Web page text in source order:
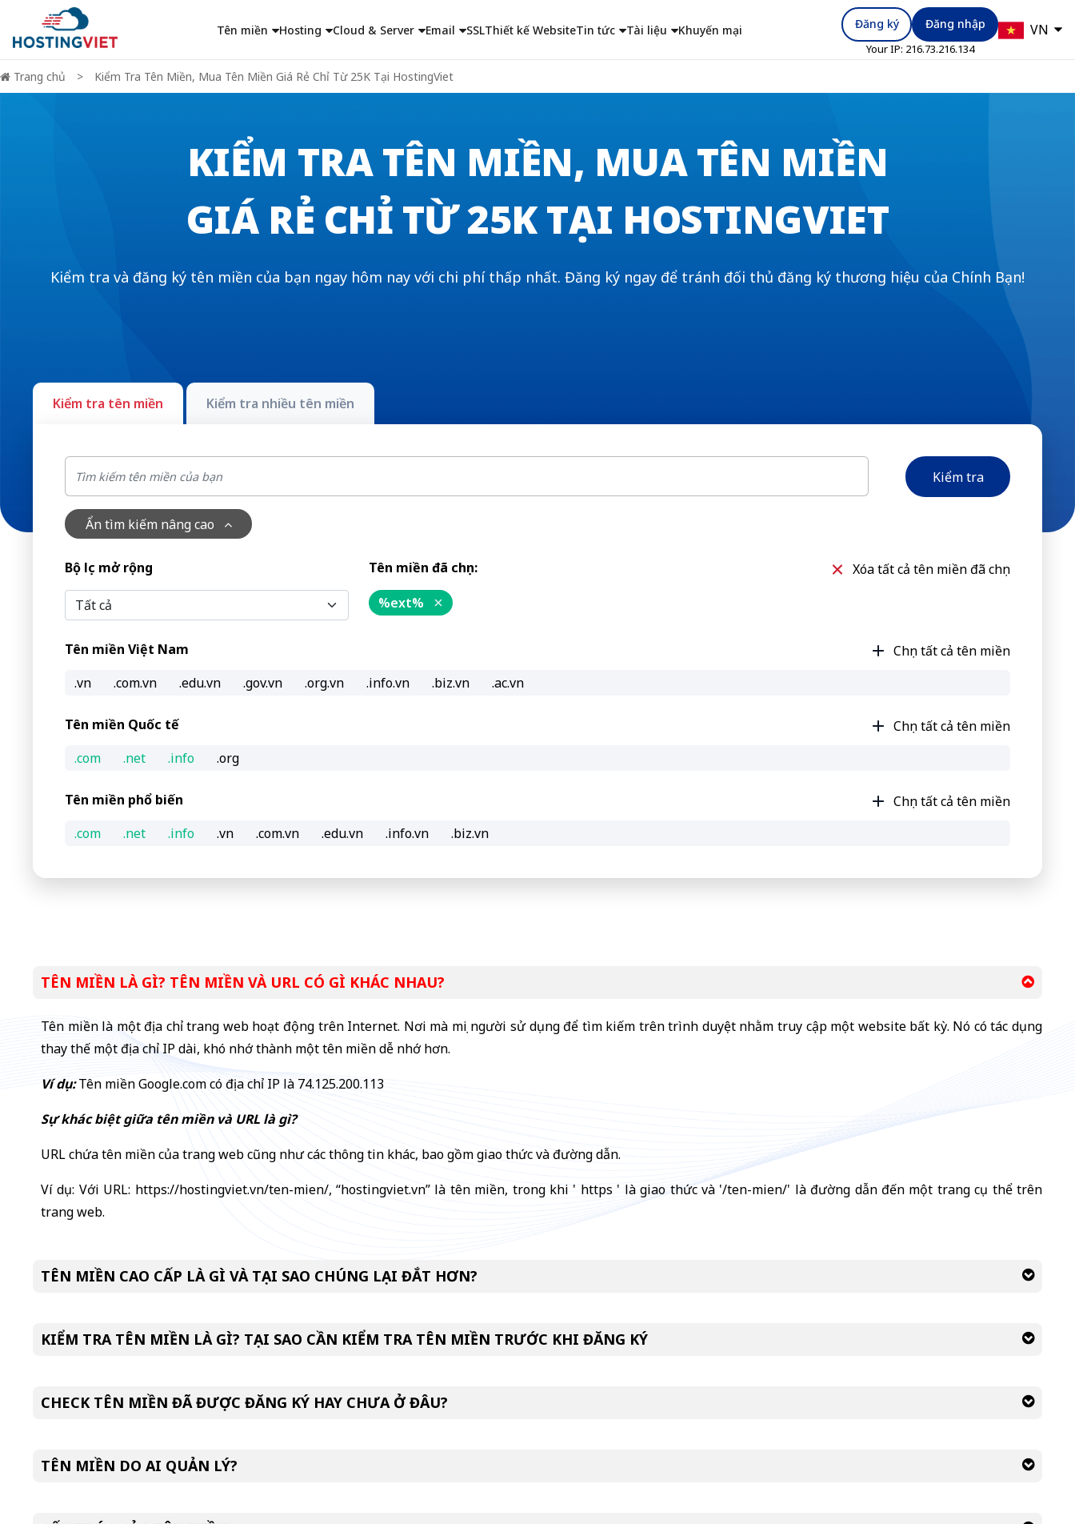
Tên miền Hosting Cloud & Server Email SSLThiết kế WebsiteTin tức Tài liệu Khuyến mại Đăng ký Đăng nhập
Your IP: 216.73.216.134
VN
Trang chủ Kiểm Tra Tên Miền, Mua Tên Miền Giá Rẻ Chỉ Từ 25K Tại HostingViet
KIỂM TRA TÊN MIỀN, MUA TÊN MIỀN
GIÁ RẺ CHỈ TỪ 25K TẠI HOSTINGVIET
Kiểm tra và đăng ký tên miền của bạn ngay hôm nay với chi phí thấp nhất. Đăng ký ngay để tránh đối thủ đăng ký thương hiệu của Chính Bạn!
Kiểm tra tên miền Kiểm tra nhiều tên miền
Kiểm tra
Ẩn tìm kiếm nâng cao
Bộ lọc mở rộng Tên miền đã chọn:
Xóa tất cả tên miền đã chọn
%ext%
Tên miền Việt Nam
Chọn tất cả tên miền
.vn
.com.vn .edu.vn .gov.vn .org.vn .info.vn .biz.vn .ac.vn
Tên miền Quốc tế
Chọn tất cả tên miền
.com
.net .info .org
Tên miền phổ biến
Chọn tất cả tên miền
.com
.net .info .vn .com.vn .edu.vn .info.vn .biz.vn
TÊN MIỀN LÀ GÌ? TÊN MIỀN VÀ URL CÓ GÌ KHÁC NHAU?
Tên miền là một địa chỉ trang web hoạt động trên Internet. Nơi mà mọi người sử dụng để tìm kiếm trên trình duyệt nhằm truy cập một website bất kỳ. Nó có tác dụng
thay thế một địa chỉ IP dài, khó nhớ thành một tên miền dễ nhớ hơn.
Ví dụ: Tên miền Google.com có địa chỉ IP là 74.125.200.113
Sự khác biệt giữa tên miền và URL là gì?
URL chứa tên miền của trang web cũng như các thông tin khác, bao gồm giao thức và đường dẫn.
Ví dụ: Với URL: https://hostingviet.vn/ten-mien/, “hostingviet.vn” là tên miền, trong khi ' https ' là giao thức và '/ten-mien/' là đường dẫn đến một trang cụ thể trên
trang web.
TÊN MIỀN CAO CẤP LÀ GÌ VÀ TẠI SAO CHÚNG LẠI ĐẮT HƠN?
KIỂM TRA TÊN MIỀN LÀ GÌ? TẠI SAO CẦN KIỂM TRA TÊN MIỀN TRƯỚC KHI ĐĂNG KÝ
CHECK TÊN MIỀN ĐÃ ĐƯỢC ĐĂNG KÝ HAY CHƯA Ở ĐÂU?
TÊN MIỀN DO AI QUẢN LÝ?